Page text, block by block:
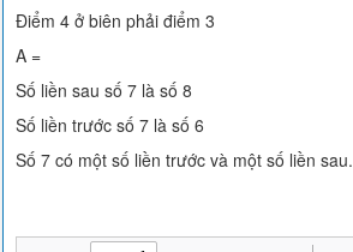
Điểm 4 ở biên phải điểm 3
A =
Số liền sau số 7 là số 8
Số liền trước số 7 là số 6
Số 7 có một số liền trước và một số liền sau.